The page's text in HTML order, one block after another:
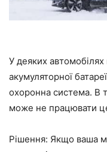
У деяких автомобілях
акумуляторної
охоронна система. В
може не працювати
Рішення: Якщо ваша